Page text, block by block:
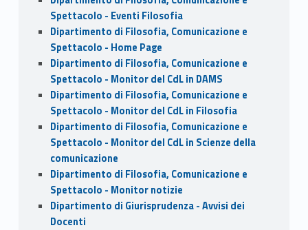
Spettacolo - Eventi Filosofia
Dipartimento di Filosofia, Comunicazione e
Spettacolo - Home Page
Dipartimento di Filosofia, Comunicazione e
Spettacolo - Monitor del CdL in DAMS
Dipartimento di Filosofia, Comunicazione e
Spettacolo - Monitor del CdL in Filosofia
Dipartimento di Filosofia, Comunicazione e
Spettacolo - Monitor del CdL in Scienze della
comunicazione
Dipartimento di Filosofia, Comunicazione e
Spettacolo - Monitor notizie
Dipartimento di Giurisprudenza - Avvisi dei
Docenti